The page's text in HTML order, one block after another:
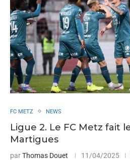
FC METZ NEWS
Ligue 2. Le FC Metz fait
Martigues
parThomas Douet 11/04/2025